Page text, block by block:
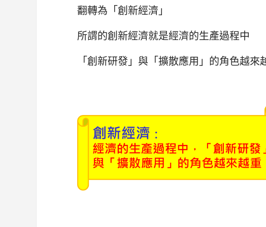
翻轉為「創新經濟」
所謂的創新經濟就是經濟的生產過程中
「創新研發」與「擴散應用」的角色越來